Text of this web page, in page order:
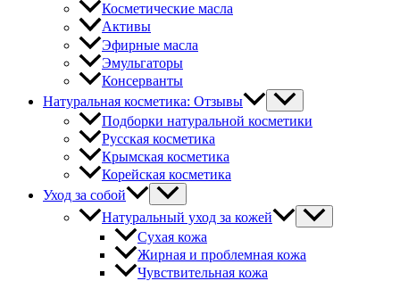
Косметические масла
Активы
Эфирные масла
Эмульгаторы
Консерванты
Натуральная косметика: Отзывы
Подборки натуральной косметики
Русская косметика
Крымская косметика
Корейская косметика
Уход за собой
Натуральный уход за кожей
Сухая кожа
Жирная и проблемная кожа
Чувствительная кожа